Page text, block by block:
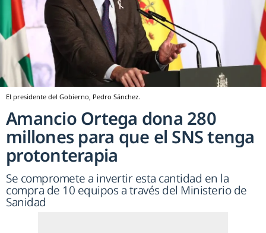
El presidente del Gobierno, Pedro Sánchez.
Amancio Ortega dona 280
millones para que el SNS tenga
protonterapia
Se compromete a invertir esta cantidad en la
compra de 10 equipos a través del Ministerio de
Sanidad